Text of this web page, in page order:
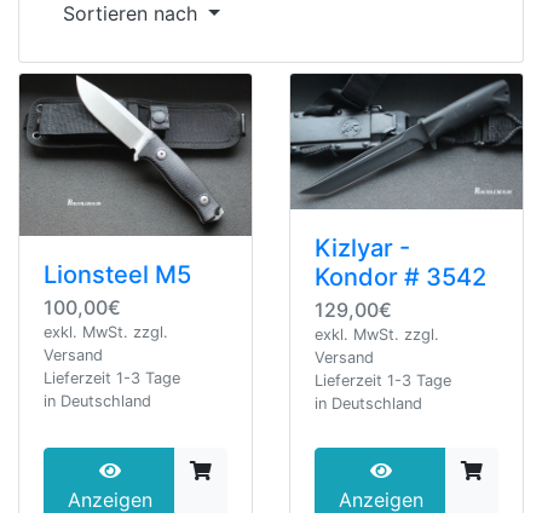
Sortieren nach
Lionsteel M5
100,00€
exkl. MwSt. zzgl.
Versand
Lieferzeit 1-3 Tage
in Deutschland
Anzeigen
Kizlyar -
Kondor # 3542
129,00€
exkl. MwSt. zzgl.
Versand
Lieferzeit 1-3 Tage
in Deutschland
Anzeigen